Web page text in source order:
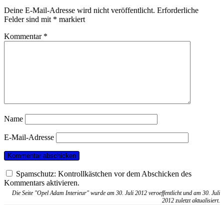
Deine E-Mail-Adresse wird nicht veröffentlicht. Erforderliche
Felder sind mit * markiert
Kommentar *
Name
E-Mail-Adresse
Spamschutz: Kontrollkästchen vor dem Abschicken des
Kommentars aktivieren.
Die Seite "Opel Adam Interieur" wurde am 30. Juli 2012 veroeffentlicht und am 30. Juli
2012 zuletzt aktualisiert.